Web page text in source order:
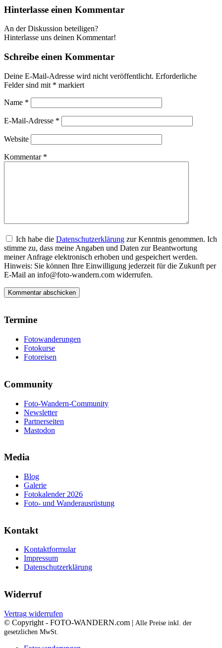
Hinterlasse einen Kommentar
An der Diskussion beteiligen?
Hinterlasse uns deinen Kommentar!
Schreibe einen Kommentar
Deine E-Mail-Adresse wird nicht veröffentlicht. Erforderliche
Felder sind mit * markiert
Name *
E-Mail-Adresse *
Website
Kommentar *
Ich habe die Datenschutzerklärung zur Kenntnis genommen. Ich
stimme zu, dass meine Angaben und Daten zur Beantwortung
meiner Anfrage elektronisch erhoben und gespeichert werden.
Hinweis: Sie können Ihre Einwilligung jederzeit für die Zukunft per
E-Mail an info@foto-wandern.com widerrufen.
Termine
Fotowanderungen
Fotokurse
Fotoreisen
Community
Foto-Wandern-Community
Newsletter
Partnerseiten
Mastodon
Media
Blog
Galerie
Fotokalender 2026
Foto- und Wanderausrüstung
Kontakt
Kontaktformular
Impressum
Datenschutzerklärung
Widerruf
Vertrag widerrufen
© Copyright - FOTO-WANDERN.com | Alle Preise inkl. der
gesetzlichen MwSt.